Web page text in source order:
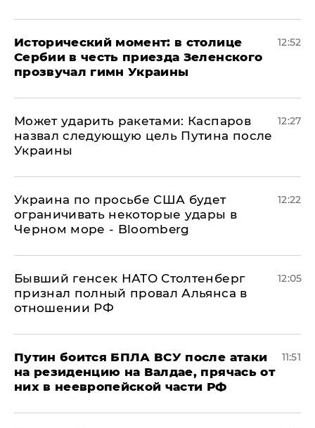
Исторический момент: в столице
Сербии в честь приезда Зеленского
прозвучал гимн Украины
12:52
Может ударить ракетами: Каспаров
назвал следующую цель Путина после
Украины
12:27
Украина по просьбе США будет
ограничивать некоторые удары в
Черном море - Bloomberg
12:22
Бывший генсек НАТО Столтенберг
признал полный провал Альянса в
отношении РФ
12:05
Путин боится БПЛА ВСУ после атаки
на резиденцию на Валдае, прячась от
них в неевропейской части РФ
11:51